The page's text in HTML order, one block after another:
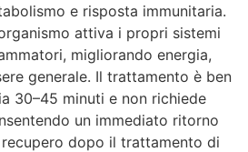
e risposta immunitaria.
attiva i propri sistemi
migliorando energia,
generale. Il trattamento è ben
30–45 minuti e non richiede
un immediato ritorno
dopo il trattamento di